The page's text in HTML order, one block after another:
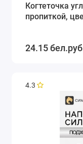
Когтеточка
пропиткой,
24.15
4.3